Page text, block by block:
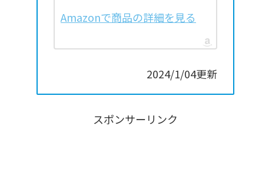
Amazonで商品の詳細を見る
2024/1/04更新
スポンサーリンク